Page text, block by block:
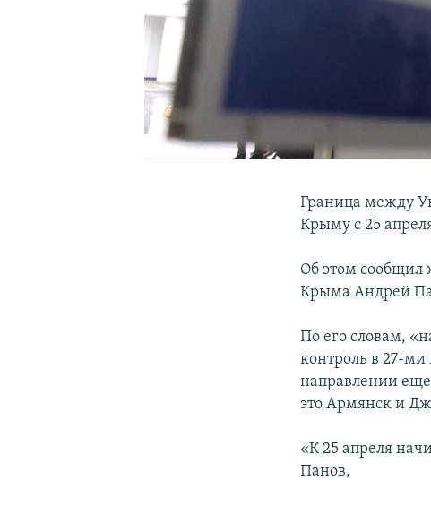
Граница между
Крыму с 25
Об этом сообщил
Крыма Андрей
По его словам,
контроль в 27-ми
направлении
это Армянск и
«К 25 апреля
Панов,